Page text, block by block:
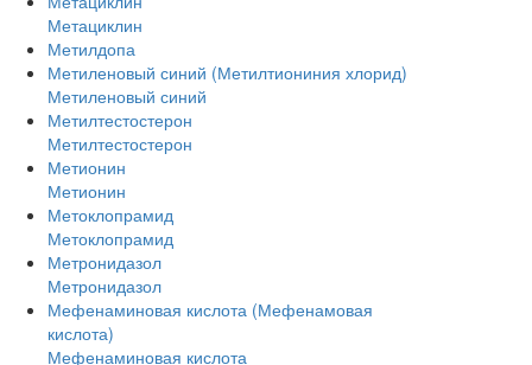
Метациклин
Метилдопа
Метиленовый синий (Метилтиониния хлорид)
Метиленовый синий
Метилтестостерон
Метилтестостерон
Метионин
Метионин
Метоклопрамид
Метоклопрамид
Метронидазол
Метронидазол
Мефенаминовая кислота (Мефенамовая
кислота)
Мефенаминовая кислота